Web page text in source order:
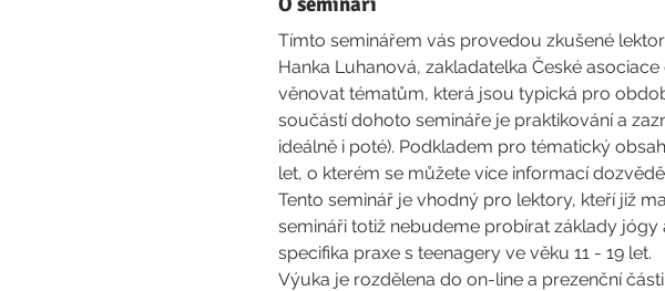
Tímto seminářem vás provedou zkušené
Hanka Luhanová, zakladatelka České
věnovat tématům, která jsou typická pro
součástí dohoto semináře je praktikování a
ideálně i poté). Podkladem pro tématický
let, o kterém se můžete více informací
Tento seminář je vhodný pro lektory, kteří již
semináři totiž nebudeme probírat základy
specifika praxe s teenagery ve věku 11 - 19 let.
Výuka je rozdělena do on-line a prezenční části.